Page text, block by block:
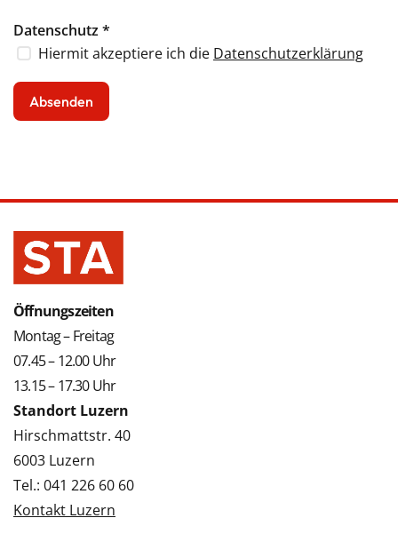
Datenschutz*
Hiermit akzeptiere ich die Datenschutzerklärung
Öffnungszeiten
Montag – Freitag
07.45 – 12.00 Uhr
13.15 – 17.30 Uhr
Standort Luzern
Hirschmattstr. 40
6003 Luzern
Tel.: 041 226 60 60
Kontakt Luzern